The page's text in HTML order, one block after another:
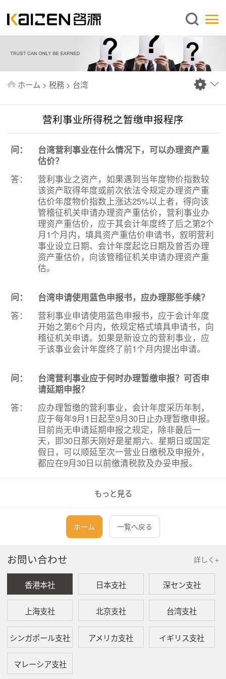
日本語
企業情報
事業内容
出版物
よくあるご質問
お問い合わせ
ホーム > 税務 > 台湾
营利事业所得税之暂缴申报程序
问：
台湾营利事业在什么情况下，可以办理资产重
估价？
答：
营利事业之资产，如果遇到当年度物价指数较
该资产取得年度或前次依法令规定办理资产重
估价年度物价指数上涨达25%以上者，得向该
管稽征机关申请办理资产重估价，营利事业办
理资产重估价，应于其会计年度终了后之第2个
月1个月内，填具资产重估价申请书，叙明营利
事业设立日期、会计年度起讫日期及曾否办理
资产重估价，向该管稽征机关申请办理资产重
估。
问：
台湾申请使用蓝色申报书，应办理那些手续？
答：
营利事业申请使用蓝色申报书，应于会计年度
开始之第6个月内，依规定格式填具申请书，向
稽征机关申请。如果是新设立的营利事业，应
于该事业会计年度终了前1个月内提出申请。
问：
台湾营利事业应于何时办理暂缴申报？可否申
请延期申报？
答：
应办理暂缴的营利事业，会计年度采历年制，
应于每年9月1日起至9月30日止办理暂缴申报。
目前尚无申请延期申报之规定，除非最后一
天，即30日那天刚好是星期六、星期日或国定
假日，可以顺延至次一营业日缴税及申报外，
都应在9月30日以前缴清税款及办妥申报。
台湾营利事业暂缴申报如何计算？
内，按其上年度结算申报营利事业所得税应纳
税额之1/2为暂缴税额，自行向库缴纳，并依规
缴款收据，向登记地稽征机关办理申报。
问：
营利事业之扣缴税款及符合有关法律规定之 抵
减税额，可否抵缴或抵减暂缴税额？
答：
营利事业办理暂缴申报时，有关抵缴或抵减暂
缴税额之规定分3点来说明：
1.
已取得扣缴凭单之扣缴税款，可凭扣缴
凭单备查联复印件，全额抵缴暂缴税
额。
もっと見る
ホーム 一覧へ戻る
詳しく+
お問い合わせ
香港本社 日本支社 深セン支社
上海支社 北京支社 台湾支社
シンガポール支社 アメリカ支社 イギリス支社
マレーシア支社